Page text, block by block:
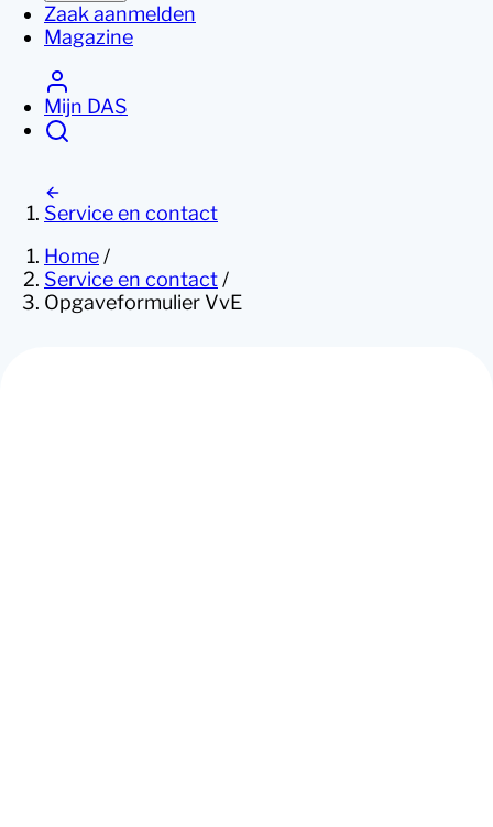
Zaak aanmelden
Magazine
Mijn DAS
Service en contact
Home /
Service en contact /
Opgaveformulier VvE